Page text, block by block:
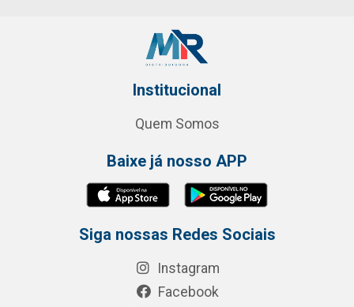
Institucional
Quem Somos
Baixe já nosso APP
Siga nossas Redes Sociais
Instagram
Facebook